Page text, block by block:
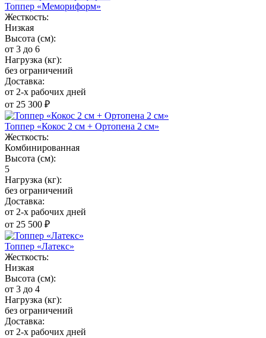
Топпер «Мемориформ»
Жесткость:
Низкая
Высота (см):
от 3 до 6
Нагрузка (кг):
без ограничений
Доставка:
от 2-х рабочих дней
от 25 300 ₽
Топпер «Кокос 2 см + Ортопена 2 см»
Жесткость:
Комбинированная
Высота (см):
5
Нагрузка (кг):
без ограничений
Доставка:
от 2-х рабочих дней
от 25 500 ₽
Топпер «Латекс»
Жесткость:
Низкая
Высота (см):
от 3 до 4
Нагрузка (кг):
без ограничений
Доставка:
от 2-х рабочих дней